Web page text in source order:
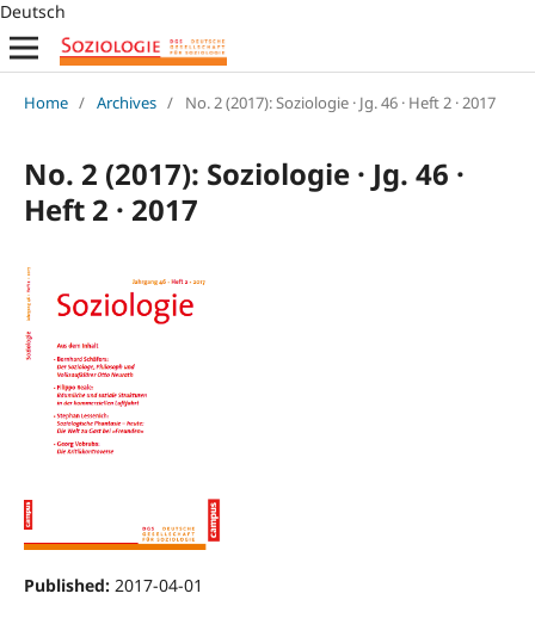
Deutsch
Home / Archives / No. 2 (2017): Soziologie · Jg. 46 · Heft 2 · 2017
No. 2 (2017): Soziologie · Jg. 46 ·
Heft 2 · 2017
Published: 2017-04-01